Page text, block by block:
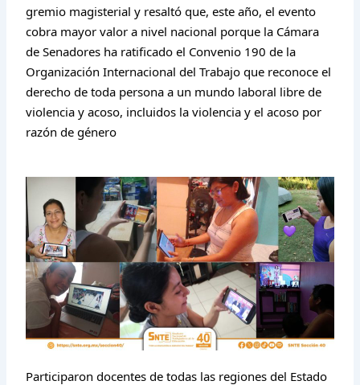
gremio magisterial y resaltó que, este año, el evento
cobra mayor valor a nivel nacional porque la Cámara
de Senadores ha ratificado el Convenio 190 de la
Organización Internacional del Trabajo que reconoce el
derecho de toda persona a un mundo laboral libre de
violencia y acoso, incluidos la violencia y el acoso por
razón de género
Participaron docentes de todas las regiones del Estado